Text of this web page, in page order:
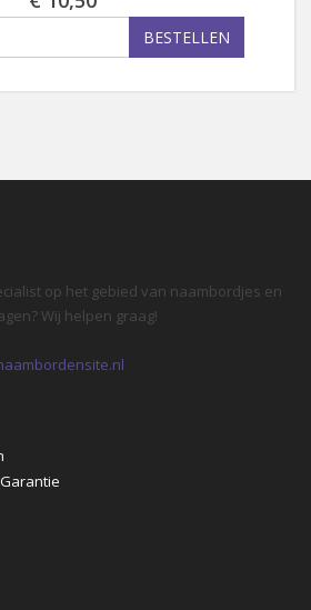
BESTELLEN
op het gebied van naambordjes en
Wij helpen graag!